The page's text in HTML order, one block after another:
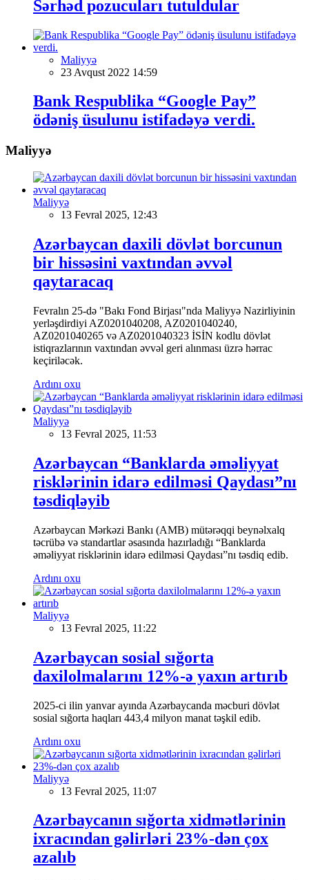
Sərhəd pozucuları tutuldular
Maliyyə
23 Avqust 2022 14:59
Bank Respublika “Google Pay”
ödəniş üsulunu istifadəyə verdi.
Maliyyə
Maliyyə
13 Fevral 2025, 12:43
Azərbaycan daxili dövlət borcunun
bir hissəsini vaxtından əvvəl
qaytaracaq
Fevralın 25-də "Bakı Fond Birjası"nda Maliyyə Nazirliyinin
yerləşdirdiyi AZ0201040208, AZ0201040240,
AZ0201040265 və AZ0201040323 İSİN kodlu dövlət
istiqrazlarının vaxtından əvvəl geri alınması üzrə hərrac
keçiriləcək.
Ardını oxu
Maliyyə
13 Fevral 2025, 11:53
Azərbaycan “Banklarda əməliyyat
risklərinin idarə edilməsi Qaydası”nı
təsdiqləyib
Azərbaycan Mərkəzi Bankı (AMB) mütərəqqi beynəlxalq
təcrübə və standartlar əsasında hazırladığı “Banklarda
əməliyyat risklərinin idarə edilməsi Qaydası”nı təsdiq edib.
Ardını oxu
Maliyyə
13 Fevral 2025, 11:22
Azərbaycan sosial sığorta
daxilolmalarını 12%-ə yaxın artırıb
2025-ci ilin yanvar ayında Azərbaycanda məcburi dövlət
sosial sığorta haqları 443,4 milyon manat təşkil edib.
Ardını oxu
Maliyyə
13 Fevral 2025, 11:07
Azərbaycanın sığorta xidmətlərinin
ixracından gəlirləri 23%-dən çox
azalıb